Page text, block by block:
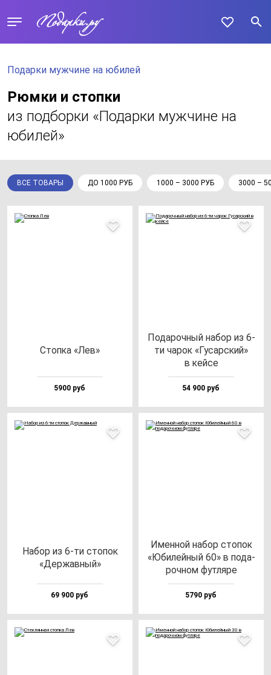
Подарки мужчине на юбилей
Рюмки и стопки
из подборки «Подарки мужчине на
юбилей»
ВСЕ ТОВАРЫ ДО 1000 РУБ 1000 – 3000 РУБ 3000 –
Стоп­ка «Лев»
5900 руб
Пода­роч­ный на­бор из 6-
ти ча­рок «Гусар­ский»
в кей­се
54 900 руб
Набор из 6-ти сто­пок
«Дер­жав­ный»
69 900 руб
Имен­ной на­бор сто­пок
«Юби­лей­ный 60» в по­да­
роч­ном фут­ля­ре
5790 руб